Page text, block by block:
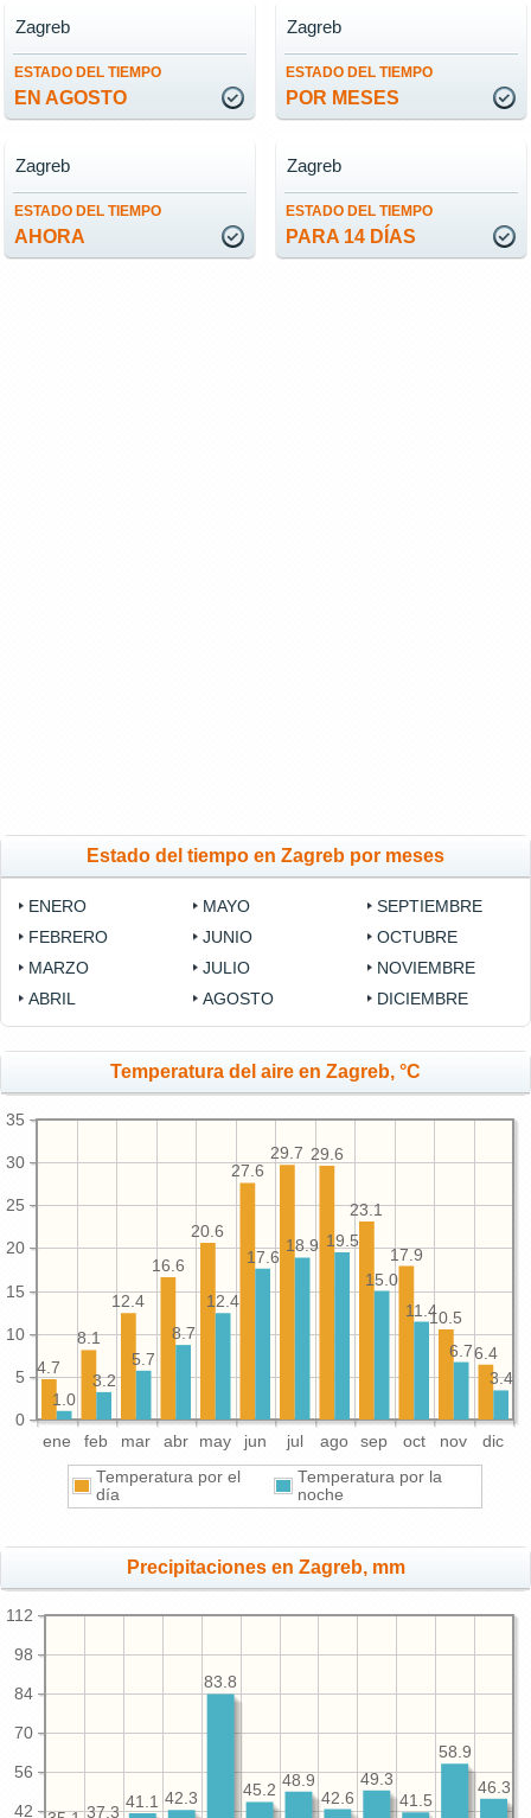
ESTADO DEL TIEMPO
EN AGOSTO
Zagreb
ESTADO DEL TIEMPO
POR MESES
Zagreb
ESTADO DEL TIEMPO
AHORA
Zagreb
ESTADO DEL TIEMPO
PARA 14 DÍAS
Zagreb
Estado del tiempo en Zagreb por meses
ENERO
FEBRERO
MARZO
ABRIL
MAYO
JUNIO
JULIO
AGOSTO
SEPTIEMBRE
OCTUBRE
NOVIEMBRE
DICIEMBRE
Temperatura del aire en Zagreb, °C
ene feb mar abr may jun jul ago sep oct nov dic
0
5
10
15
20
25
30
35
6.4
10.5
17.9
23.1
29.6
29.7
27.6
20.6
16.6
12.4
8.1
4.7
3.4
6.7
11.4
15.0
19.5
18.9
17.6
12.4
8.7
5.7
3.2
1.0
Temperatura por el
día
Temperatura por la
noche
Precipitaciones en Zagreb, mm
42
56
70
84
98
112
46.3
58.9
41.5
49.3
42.6
48.9
45.2
83.8
42.3
41.1
37.3